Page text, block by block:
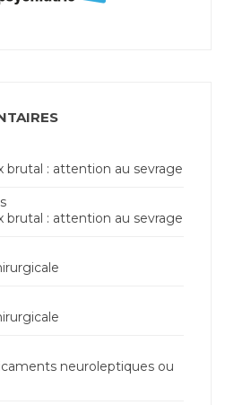
: attention au sevrage
: attention au sevrage
neuroleptiques ou